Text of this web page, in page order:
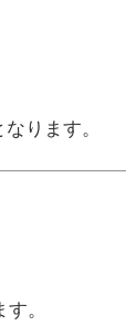
ります。
。